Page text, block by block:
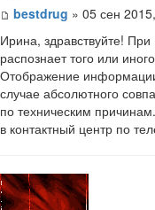
bestdrug » 05 сен
Ирина, здравствуйте!
распознает того или
Отображение
случае абсолютного
по техническим
в контактный центр по